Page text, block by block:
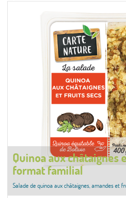
Quinoa aux châtaignes
format familial
Salade de quinoa aux châtaignes, amandes et